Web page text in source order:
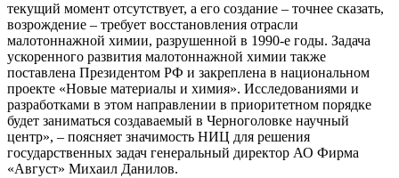
текущий момент отсутствует, а его создание – точнее сказать,
возрождение – требует восстановления отрасли
малотоннажной химии, разрушенной в 1990-е годы. Задача
ускоренного развития малотоннажной химии также
поставлена Президентом РФ и закреплена в национальном
проекте «Новые материалы и химия». Исследованиями и
разработками в этом направлении в приоритетном порядке
будет заниматься создаваемый в Черноголовке научный
центр», – поясняет значимость НИЦ для решения
государственных задач генеральный директор АО Фирма
«Август» Михаил Данилов.